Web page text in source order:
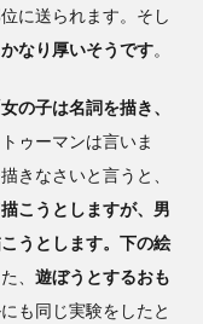
に送られます。そし
なり厚いそうです。
の子は名詞を描き、
ゥーマンは言いま
きなさいと言うと、
こうとしますが、男
うとします。下の絵
、 遊ぼうとするおも
も同じ実験をしたと